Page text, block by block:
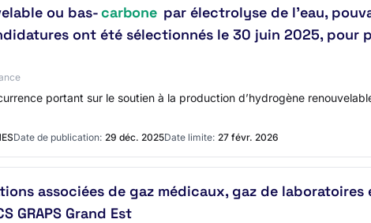
ou bas-carbone par électrolyse de l'eau,
ont été sélectionnés le 30 juin 2025,
portant sur le soutien à la production d’hydrogène
Date de publication: 29 déc. 2025Date limite: 27 févr. 2026
associées de gaz médicaux, gaz de
GRAPS Grand Est